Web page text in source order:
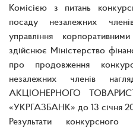
Комісією з питань
посаду незалежних
управління
здійснює Міністерство
про продовження
незалежних членів
АКЦІОНЕРНОГО
«УКРГАЗБАНК» до 13 січня
Результати